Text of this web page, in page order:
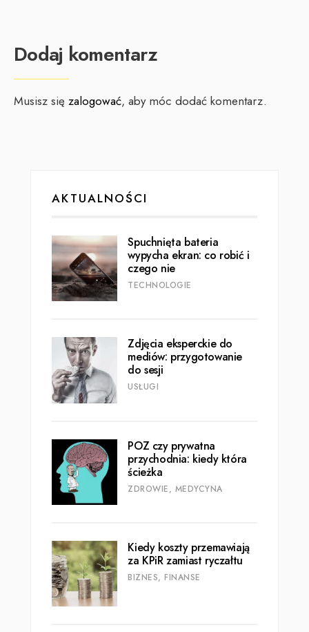
Dodaj komentarz
Musisz się zalogować, aby móc dodać komentarz.
AKTUALNOŚCI
Spuchnięta bateria
wypycha ekran: co robić i
czego nie
TECHNOLOGIE
Zdjęcia eksperckie do
mediów: przygotowanie
do sesji
USŁUGI
POZ czy prywatna
przychodnia: kiedy która
ścieżka
ZDROWIE, MEDYCYNA
Kiedy koszty przemawiają
za KPiR zamiast ryczałtu
BIZNES, FINANSE